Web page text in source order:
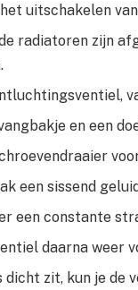
uitschakelen
radiatoren zijn
en een
een sissend
een constante
daarna weer
dicht zit, kun je de